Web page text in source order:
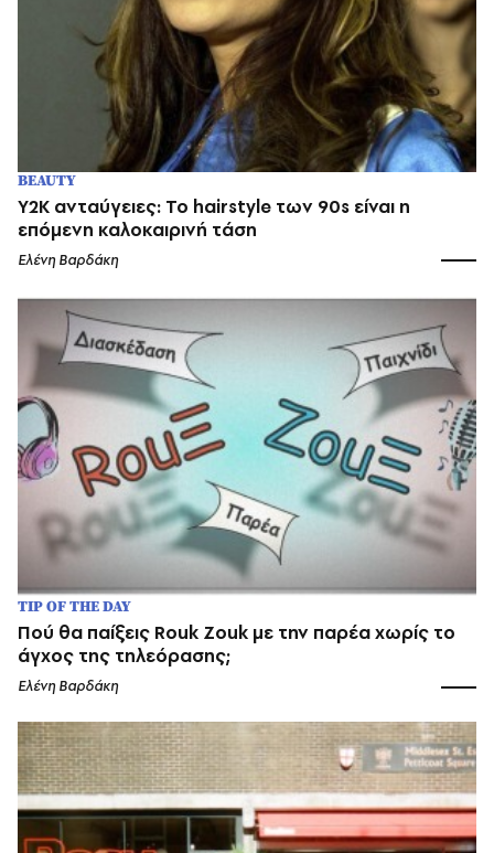
BEAUTY
Y2K ανταύγειες: Το hairstyle των 90s είναι η
επόμενη καλοκαιρινή τάση
Ελένη Βαρδάκη
TIP OF THE DAY
Πού θα παίξεις Rouk Zouk με την παρέα χωρίς το
άγχος της τηλεόρασης;
Ελένη Βαρδάκη